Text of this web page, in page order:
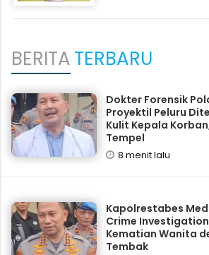
BERITATERBARU
Dokter Forensik
Proyektil Peluru
Kulit Kepala
Tempel
8 menit lalu
Kapolrestabes
Crime
Kematian Wanita
Tembak